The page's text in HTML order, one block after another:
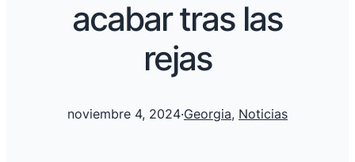
acabar tras las
rejas
noviembre 4, 2024·Georgia, Noticias